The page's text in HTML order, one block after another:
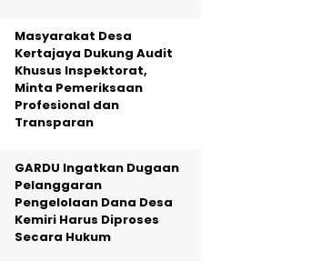
Masyarakat Desa
Kertajaya Dukung Audit
Khusus Inspektorat,
Minta Pemeriksaan
Profesional dan
Transparan
GARDU Ingatkan Dugaan
Pelanggaran
Pengelolaan Dana Desa
Kemiri Harus Diproses
Secara Hukum